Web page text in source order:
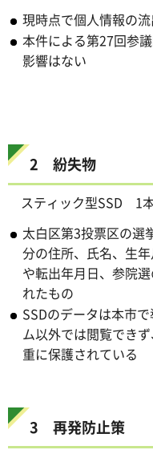
現時点で個人情報の
本件による第27回参
影響はない
2 紛失物
スティック型SSD 1
太白区第3投票区の選
分の住所、氏名、生
や転出年月日、参院
れたもの
SSDのデータは本市
ム以外では閲覧でき
重に保護されている
3 再発防止策